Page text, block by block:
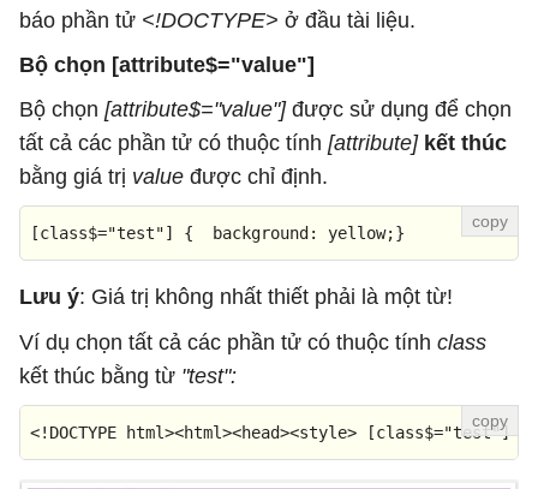
báo phần tử <!DOCTYPE> ở đầu tài liệu.
Bộ chọn [attribute$="value"]
Bộ chọn [attribute$="value"]được sử dụng để chọn
tất cả các phần tử có thuộc tính [attribute] kết thúc
bằng giá trị value được chỉ định.
[class$="test"] { background : yellow;}
Lưu ý: Giá trị không nhất thiết phải là một từ!
Ví dụ chọn tất cả các phần tử có thuộc tính class
kết thúc bằng từ "test":
<!DOCTYPE html><html><head><style> [class$="test"]